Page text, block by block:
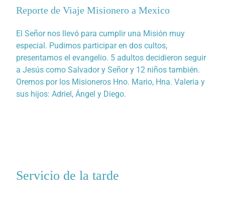
Reporte de Viaje Misionero a Mexico
El Señor nos llevó para cumplir una Misión muy
especial. Pudimos participar en dos cultos,
presentamos el evangelio. 5 adultos decidieron seguir
a Jesús como Salvador y Señor y 12 niños también.
Oremos por los Misioneros Hno. Mario, Hna. Valeria y
sus hijos: Adriel, Ángel y Diego.
Servicio de la tarde